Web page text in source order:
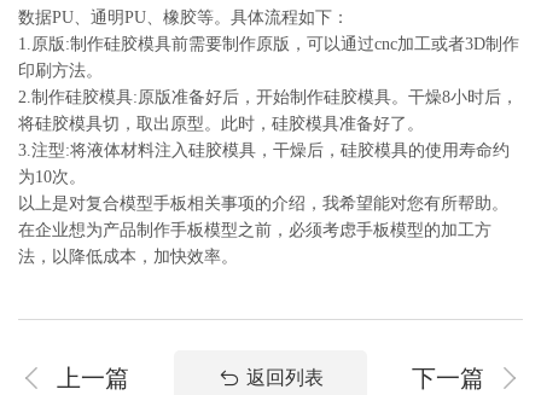
数据PU、通明PU、橡胶等。具体流程如下：
1.原版:制作硅胶模具前需要制作原版，可以通过cnc加工或者3D制作
印刷方法。
2.制作硅胶模具:原版准备好后，开始制作硅胶模具。干燥8小时后，
将硅胶模具切，取出原型。此时，硅胶模具准备好了。
3.注型:将液体材料注入硅胶模具，干燥后，硅胶模具的使用寿命约
为10次。
以上是对复合模型手板相关事项的介绍，我希望能对您有所帮助。
在企业想为产品制作手板模型之前，必须考虑手板模型的加工方
法，以降低成本，加快效率。
上一篇 返回列表 下一篇